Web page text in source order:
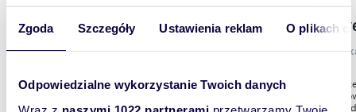
Zgoda Szczegóły Ustawienia reklam O plikach
Odpowiedzialne wykorzystanie Twoich danych
389
Na
,